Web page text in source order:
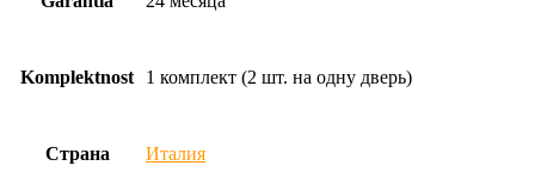
Komplektnost 1 комплект (2 шт. на одну дверь)
Страна Италия